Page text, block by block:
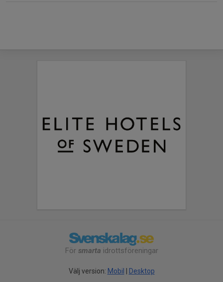
För smarta idrottsföreningar
Välj version: Mobil Desktop